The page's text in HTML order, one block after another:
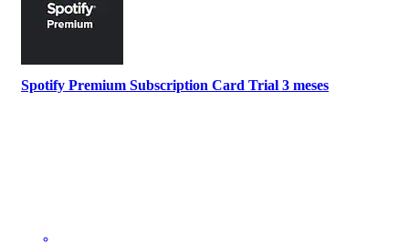
Spotify Premium Subscription Card Trial 3 meses